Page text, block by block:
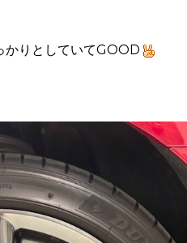
かりとしていてGOOD